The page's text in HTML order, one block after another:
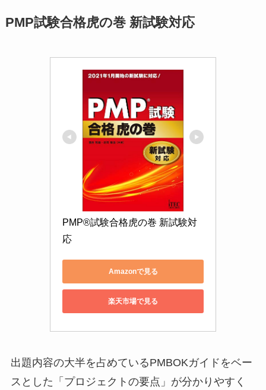
PMP試験合格虎の巻 新試験対応
PMP®試験合格虎の巻 新試験対
応
Amazonで見る
楽天市場で見る
出題内容の大半を占めているPMBOKガイドをベー
スとした「プロジェクトの要点」が分かりやすく